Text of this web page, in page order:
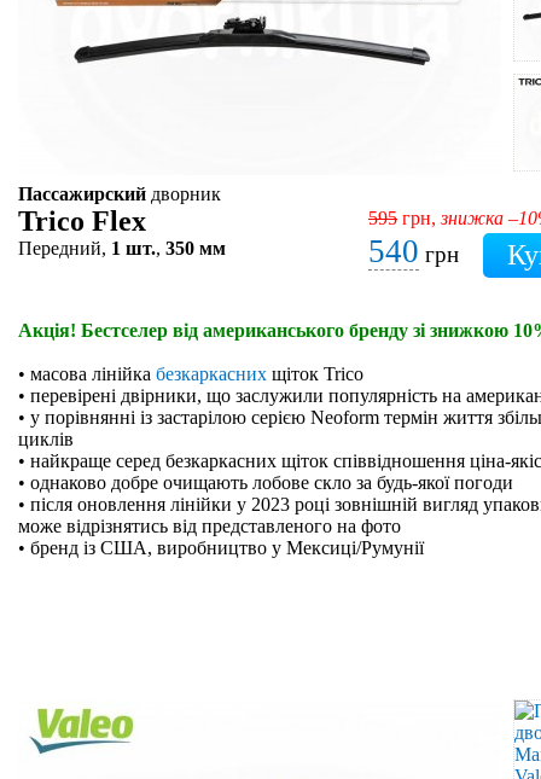
Пассажирский дворник
Trico Flex
Передний, 1 шт., 350 мм
595 грн,знижка
540 грн
Акція! Бестселер від американського бренду зі знижкою
• масова лінійка безкаркасних щіток Trico
• перевірені двірники, що заслужили популярність на
• у порівнянні із застарілою серією Neoform термін життя
циклів
• найкраще серед безкаркасних щіток співвідношення ціна-
• однаково добре очищають лобове скло за будь-якої погоди
• після оновлення лінійки у 2023 році зовнішній вигляд
може відрізнятись від представленого на фото
• бренд із США, виробництво у Мексиці/Румунії